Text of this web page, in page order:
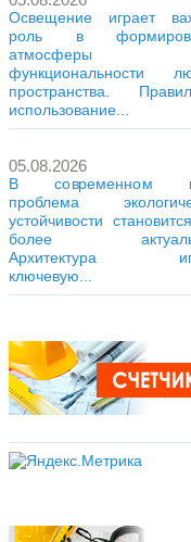
Освещение играет
роль в
функциональности
пространства.
использование...
05.08.2026
В современном
проблема
устойчивости
более
Архитектура
ключевую...